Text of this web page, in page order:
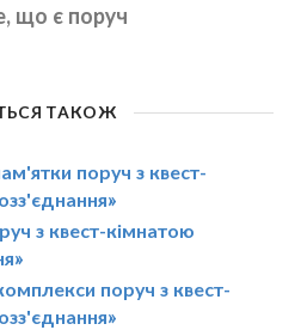
що є поруч
ТАКОЖ
поруч з квест-
з квест-кімнатою
поруч з квест-